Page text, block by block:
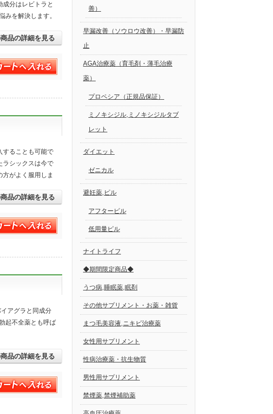
分はレビトラと
みを解決します。
品の詳細を見る
することも可能で
ラシックスは今で
がよく服用しま
品の詳細を見る
アグラと同成分
起不全薬とも呼ば
品の詳細を見る
善）
早漏改善（ソウロウ改善）・早漏防
止
AGA治療薬（育毛剤・薄毛治療
薬）
プロペシア（正規品保証）
ミノキシジル,ミノキシジルタブ
レット
ダイエット
ゼニカル
避妊薬,ピル
アフターピル
低用量ピル
ナイトライフ
◆期間限定商品◆
うつ病,睡眠薬,眠剤
その他サプリメント・お薬・雑貨
まつ毛美容液,ニキビ治療薬
女性用サプリメント
性病治療薬・抗生物質
男性用サプリメント
禁煙薬,禁煙補助薬